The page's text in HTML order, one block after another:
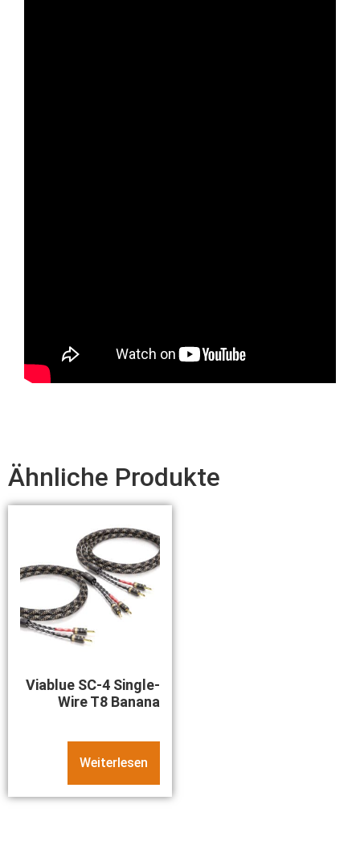
Ähnliche Produkte
Viablue SC-4 Single-
Wire T8 Banana
Weiterlesen